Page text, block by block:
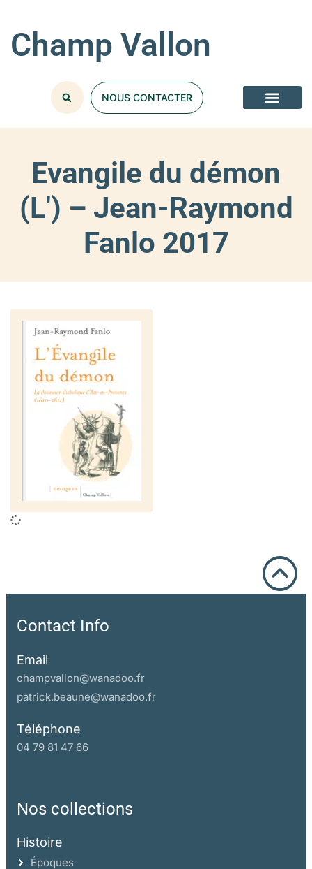
Champ Vallon
NOUS CONTACTER
Evangile du démon
(L') – Jean-Raymond
Fanlo 2017
Contact Info
Email
champvallon@wanadoo.fr
patrick.beaune@wanadoo.fr
Téléphone
04 79 81 47 66
Nos collections
Histoire
Époques